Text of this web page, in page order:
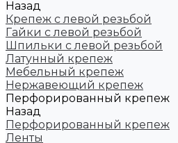
Назад
Крепеж с левой резьбой
Гайки с левой резьбой
Шпильки с левой резьбой
Латунный крепеж
Мебельный крепеж
Нержавеющий крепеж
Перфорированный крепеж
Назад
Перфорированный крепеж
Ленты